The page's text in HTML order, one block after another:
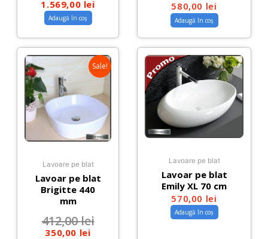
1.569,00 lei
Adaugă în coș
580,00 lei
Adaugă în coș
Sale!
Lavoare pe blat
Lavoar pe blat
Brigitte 440
mm
412,00lei
350,00 lei
Lavoare pe blat
Lavoar pe blat
Emily XL 70 cm
570,00 lei
Adaugă în coș